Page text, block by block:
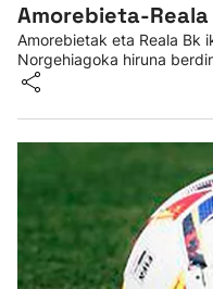
Amorebieta-
Amorebietak eta Reala Bk
Norgehiagoka hiruna